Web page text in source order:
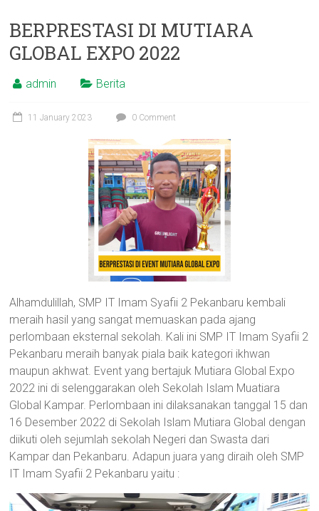
BERPRESTASI DI MUTIARA
GLOBAL EXPO 2022
admin Berita
11 January 2023 0 Comment
Alhamdulillah, SMP IT Imam Syafii 2 Pekanbaru kembali
meraih hasil yang sangat memuaskan pada ajang
perlombaan eksternal sekolah. Kali ini SMP IT Imam Syafii 2
Pekanbaru meraih banyak piala baik kategori ikhwan
maupun akhwat. Event yang bertajuk Mutiara Global Expo
2022 ini di selenggarakan oleh Sekolah Islam Muatiara
Global Kampar. Perlombaan ini dilaksanakan tanggal 15 dan
16 Desember 2022 di Sekolah Islam Mutiara Global dengan
diikuti oleh sejumlah sekolah Negeri dan Swasta dari
Kampar dan Pekanbaru. Adapun juara yang diraih oleh SMP
IT Imam Syafii 2 Pekanbaru yaitu :